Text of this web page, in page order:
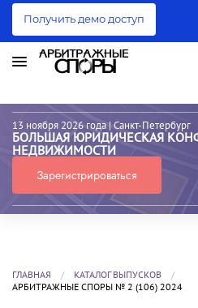
Получить демо доступ
13 ноября 2026 года | Санкт-Петербург
БОЛЬШАЯ ЮРИДИЧЕСКАЯ
НЕДВИЖИМОСТИ
Зарегистрироваться
ГЛАВНАЯ
КАТАЛОГ ВЫПУСКОВ
АРБИТРАЖНЫЕ СПОРЫ № 2 (106) 2024